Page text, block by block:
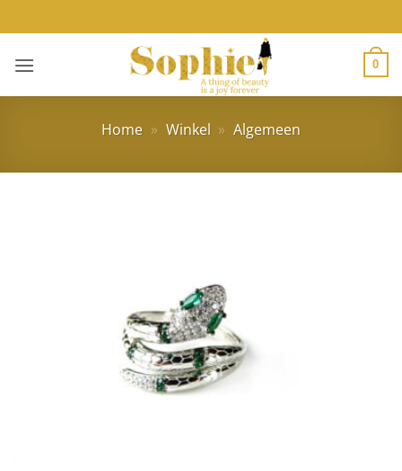
naar
inhoud
0
Home » Winkel » Algemeen